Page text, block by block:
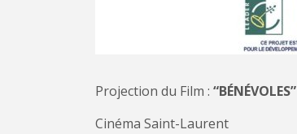
Projection du Film : “BÉNÉVOLES”
Cinéma Saint-Laurent